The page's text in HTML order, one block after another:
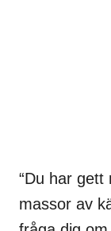
“Du har gett
massor av